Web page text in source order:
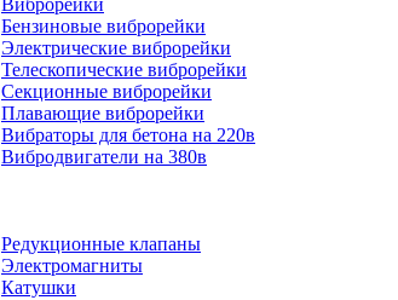
Виброрейки
Бензиновые виброрейки
Электрические виброрейки
Телескопические виброрейки
Секционные виброрейки
Плавающие виброрейки
Вибраторы для бетона на 220в
Вибродвигатели на 380в
Редукционные клапаны
Электромагниты
Катушки